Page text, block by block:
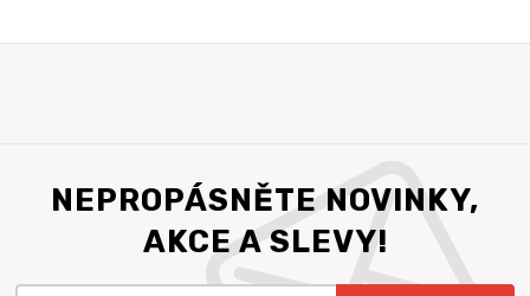
NEPROPÁSNĚTE NOVINKY,
AKCE A SLEVY!